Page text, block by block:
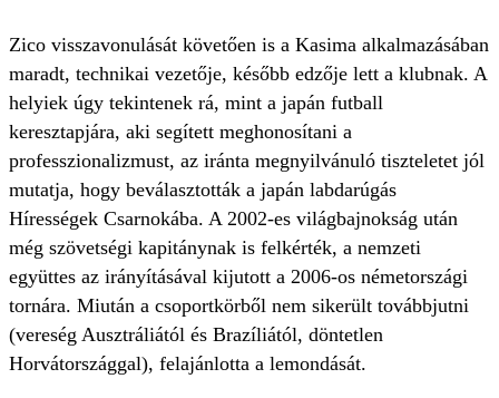
Zico visszavonulását követően is a Kasima alkalmazásában
maradt, technikai vezetője, később edzője lett a klubnak. A
helyiek úgy tekintenek rá, mint a japán futball
keresztapjára, aki segített meghonosítani a
professzionalizmust, az iránta megnyilvánuló tiszteletet jól
mutatja, hogy beválasztották a japán labdarúgás
Hírességek Csarnokába. A 2002-es világbajnokság után
még szövetségi kapitánynak is felkérték, a nemzeti
együttes az irányításával kijutott a 2006-os németországi
tornára. Miután a csoportkörből nem sikerült továbbjutni
(vereség Ausztráliától és Brazíliától, döntetlen
Horvátországgal), felajánlotta a lemondását.